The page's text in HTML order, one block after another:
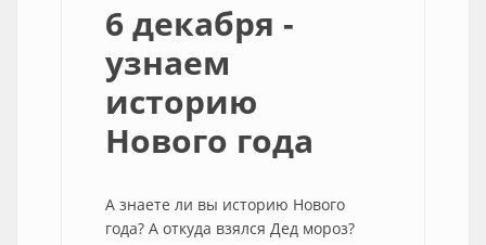
6 декабря -
узнаем
историю
Нового года
А знаете ли вы историю Нового
года? А откуда взялся Дед мороз?